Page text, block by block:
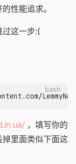
here
exists below,
and so on.
should go
out POST, PUT,
GET|HEAD
"http://
性能追求。
过这一步:(
bash
，填写你的
掉里面类似下面这